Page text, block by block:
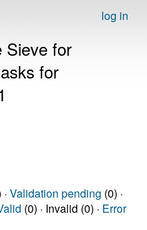
log in
Sieve for
for
Validation pending (0) ·
(0) · Invalid (0) · Error